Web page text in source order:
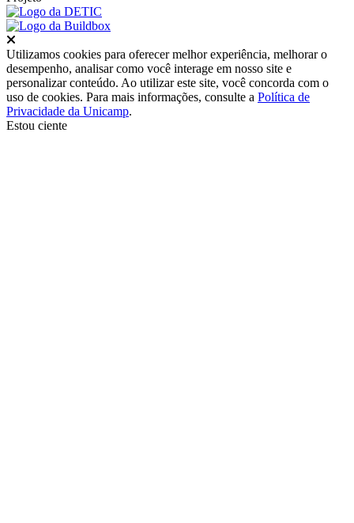
Utilizamos cookies para oferecer melhor experiência, melhorar o
desempenho, analisar como você interage em nosso site e
personalizar conteúdo. Ao utilizar este site, você concorda com o
uso de cookies. Para mais informações, consulte a Política de
Privacidade da Unicamp.
Estou ciente